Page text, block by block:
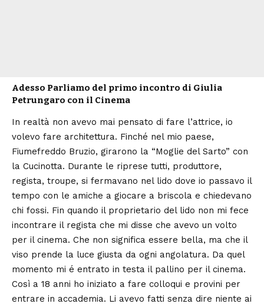
Adesso Parliamo del primo incontro di Giulia
Petrungaro con il Cinema
In realtà non avevo mai pensato di fare l’attrice, io
volevo fare architettura. Finché nel mio paese,
Fiumefreddo Bruzio, girarono la “Moglie del Sarto” con
la Cucinotta. Durante le riprese tutti, produttore,
regista, troupe, si fermavano nel lido dove io passavo il
tempo con le amiche a giocare a briscola e chiedevano
chi fossi. Fin quando il proprietario del lido non mi fece
incontrare il regista che mi disse che avevo un volto
per il cinema. Che non significa essere bella, ma che il
viso prende la luce giusta da ogni angolatura. Da quel
momento mi é entrato in testa il pallino per il cinema.
Così a 18 anni ho iniziato a fare colloqui e provini per
entrare in accademia. Li avevo fatti senza dire niente ai